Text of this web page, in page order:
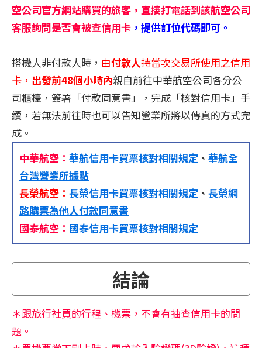
空公司官方網站購買的旅客，直接打電話到該航空公司
客服詢問是否會被查信用卡 ，提供訂位代碼即可。
搭機人非付款人時， 由付款人持當次交易所使用之信用
卡， 出發前48個小時內親自前往中華航空公司各分公
司櫃檯，簽署「付款同意書」，完成「核對信用卡」手
續，若無法前往時也可以告知營業所將以傳真的方式完
成。
中華航空： 華航信用卡買票核對相關規定 、 華航全
台灣營業所據點
長榮航空： 長榮信用卡買票核對相關規定 、 長榮網
路購票為他人付款同意書
國泰航空： 國泰信用卡買票核對相關規定
結論
＊跟旅行社買的行程、機票，不會有抽查信用卡的問
題。